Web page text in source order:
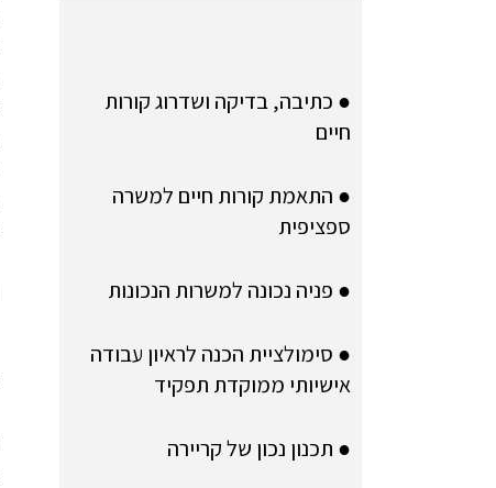
● כתיבה, בדיקה ושדרוג קורות
חיים
● התאמת קורות חיים למשרה
ספציפית
● פניה נכונה למשרות הנכונות
● סימולציית הכנה לראיון עבודה
אישיותי ממוקדת תפקיד
● תכנון נכון של קריירה